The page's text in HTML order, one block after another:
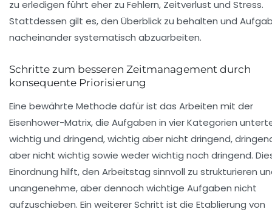
zu erledigen führt eher zu Fehlern, Zeitverlust und Stress.
Stattdessen gilt es, den Überblick zu behalten und
nacheinander systematisch abzuarbeiten.
Schritte zum besseren Zeitmanagement durch
konsequente Priorisierung
Eine bewährte Methode dafür ist das Arbeiten mit der
Eisenhower-Matrix, die Aufgaben in vier Kategorien
wichtig und dringend, wichtig aber nicht dringend,
aber nicht wichtig sowie weder wichtig noch dringend.
Einordnung hilft, den Arbeitstag sinnvoll zu strukturieren
unangenehme, aber dennoch wichtige Aufgaben nicht
aufzuschieben. Ein weiterer Schritt ist die Etablierung von